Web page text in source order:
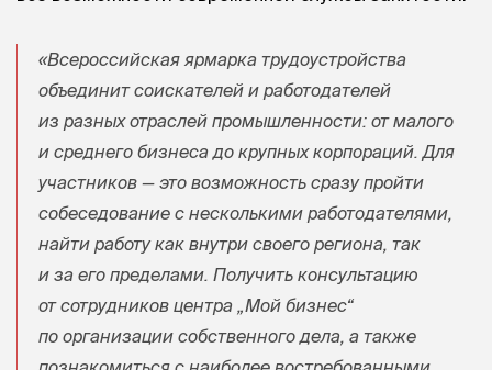
«Всероссийская ярмарка трудоустройства
объединит соискателей и работодателей
из разных отраслей промышленности: от малого
и среднего бизнеса до крупных корпораций. Для
участников — это возможность сразу пройти
собеседование с несколькими работодателями,
найти работу как внутри своего региона, так
и за его пределами. Получить консультацию
от сотрудников центра „Мой бизнес“
по организации собственного дела, а также